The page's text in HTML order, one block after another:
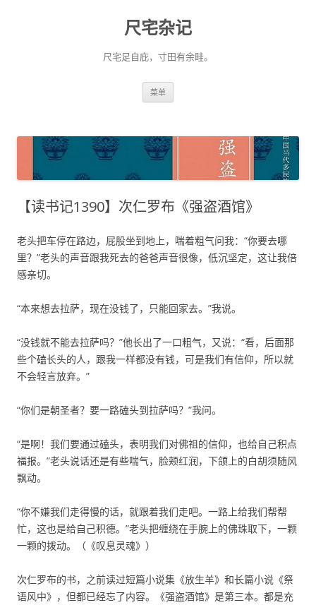
尺宅杂记
尺宅足自庇，寸田有余畦。
菜单
【读书记1390】次仁罗布《强盗酒馆》
老头把车停在路边，屁股坐到地上，喘着粗气问我：“你要去哪
里？”老头的声音跟我死去的爸爸声音很像，低沉坚定，这让我倍
感亲切。
“本来想去拉萨，现在没钱了，只能回家去。”我说。
“没钱就不能去拉萨吗？”他长出了一口粗气，又说：“看，后面那
些个磕长头的人，跟我一样都没有钱，可是我们有信仰，所以就
不会轻言放弃。”
“你们是朝圣者？要一路磕头到拉萨吗？”我问。
“是啊！我们要通过磕头，表明我们对佛祖的信仰，也给自己积点
福报。”老头说话还是有些喘气，脸颊红润，下颌上的白胡须随风
飘动。
“你不嫌我们走得慢的话，就跟着我们走吧。一路上给我们帮帮
忙，这也是给自己积德。”老头把缠绕在手腕上的佛珠取下，一颗
一颗的拨动。（《叹息灵魂》）
次仁罗布的书，之前读过短篇小说集《放生羊》和长篇小说《祭
语风中》，但都已经忘了内容。《强盗酒馆》是第三本。都是充